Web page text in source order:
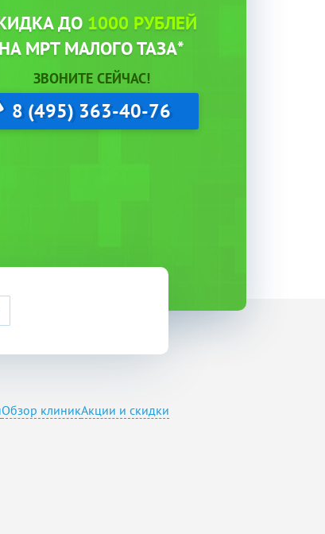
ДО 1000 РУБЛЕЙ
НА МРТ МАЛОГО ТАЗА*
ЗВОНИТЕ СЕЙЧАС!
8 (495) 363-40-76
Обзор клиникАкции и скидки